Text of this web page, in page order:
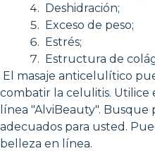
Deshidración;
Exceso de peso;
Estrés;
Estructura de
El masaje anticelulítico
combatir la celulitis. Utilice
línea "AlviBeauty".
adecuados para usted.
belleza en línea.